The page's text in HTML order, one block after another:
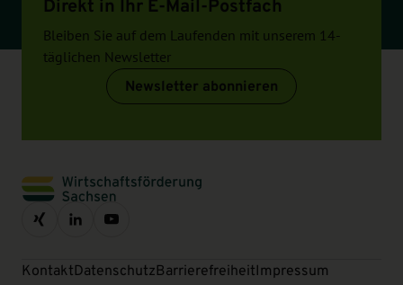
Direkt in Ihr E-Mail-Postfach
Bleiben Sie auf dem Laufenden mit unserem 14-
täglichen Newsletter
Newsletter abonnieren
KontaktDatenschutzBarrierefreiheitImpressum